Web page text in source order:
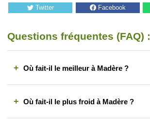
Twitter Facebook
Questions fréquentes (FAQ) :
+ Où fait-il le meilleur à Madère ?
+ Où fait-il le plus froid à Madère ?